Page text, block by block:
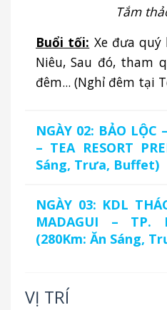
Tắm
Buổi tối: Xe đưa
Niêu, Sau đó, tham
đêm... (Nghỉ đêm tại
NGÀY 02: BẢO LỘC
– TEA RESORT
Sáng, Trưa, Buffet)
NGÀY 03: KDL
MADAGUI – TP.
(280Km: Ăn Sáng,
VỊ TRÍ